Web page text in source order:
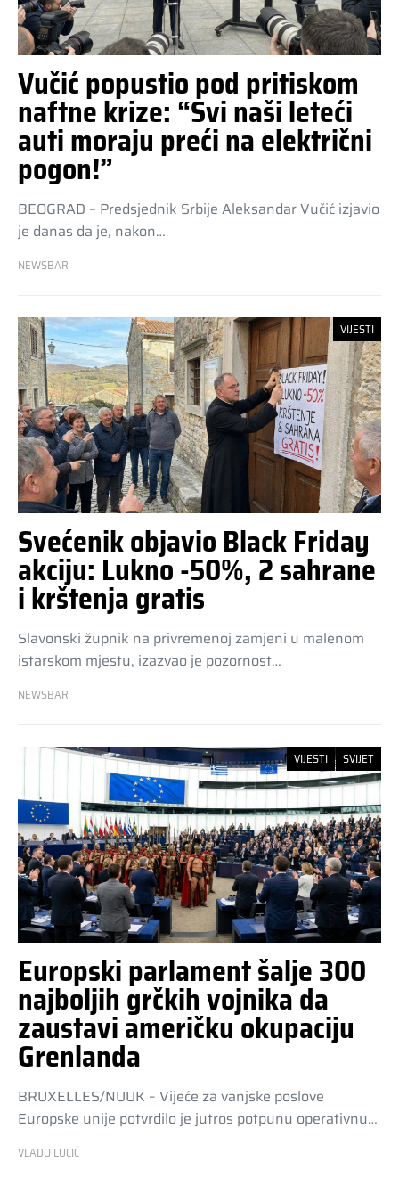
Vučić popustio pod pritiskom
naftne krize: “Svi naši leteći
auti moraju preći na električni
pogon!”
BEOGRAD – Predsjednik Srbije Aleksandar Vučić izjavio
je danas da je, nakon…
NEWSBAR
VIJESTI
Svećenik objavio Black Friday
akciju: Lukno -50%, 2 sahrane
i krštenja gratis
Slavonski župnik na privremenoj zamjeni u malenom
istarskom mjestu, izazvao je pozornost…
NEWSBAR
VIJESTI SVIJET
Europski parlament šalje 300
najboljih grčkih vojnika da
zaustavi američku okupaciju
Grenlanda
BRUXELLES/NUUK – Vijeće za vanjske poslove
Europske unije potvrdilo je jutros potpunu operativnu…
VLADO LUCIĆ